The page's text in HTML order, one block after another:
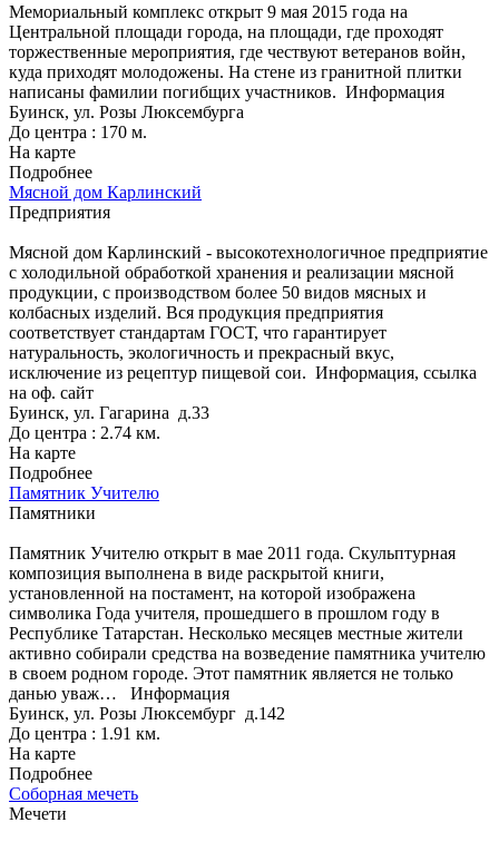
Мемориальный комплекс открыт 9 мая 2015 года на
Центральной площади города, на площади, где проходят
торжественные мероприятия, где чествуют ветеранов войн,
куда приходят молодожены. На стене из гранитной плитки
написаны фамилии погибщих участников. Информация
Буинск, ул. Розы Люксембурга
До центра : 170 м.
На карте
Подробнее
Мясной дом Карлинский
Предприятия
Мясной дом Карлинский - высокотехнологичное предприятие
с холодильной обработкой хранения и реализации мясной
продукции, с производством более 50 видов мясных и
колбасных изделий. Вся продукция предприятия
соответствует стандартам ГОСТ, что гарантирует
натуральность, экологичность и прекрасный вкус,
исключение из рецептур пищевой сои. Информация, ссылка
на оф. сайт
Буинск, ул. Гагарина д.33
До центра : 2.74 км.
На карте
Подробнее
Памятник Учителю
Памятники
Памятник Учителю открыт в мае 2011 года. Скульптурная
композиция выполнена в виде раскрытой книги,
установленной на постамент, на которой изображена
символика Года учителя, прошедшего в прошлом году в
Республике Татарстан. Несколько месяцев местные жители
активно собирали средства на возведение памятника учителю
в своем родном городе. Этот памятник является не только
данью уваж… Информация
Буинск, ул. Розы Люксембург д.142
До центра : 1.91 км.
На карте
Подробнее
Соборная мечеть
Мечети